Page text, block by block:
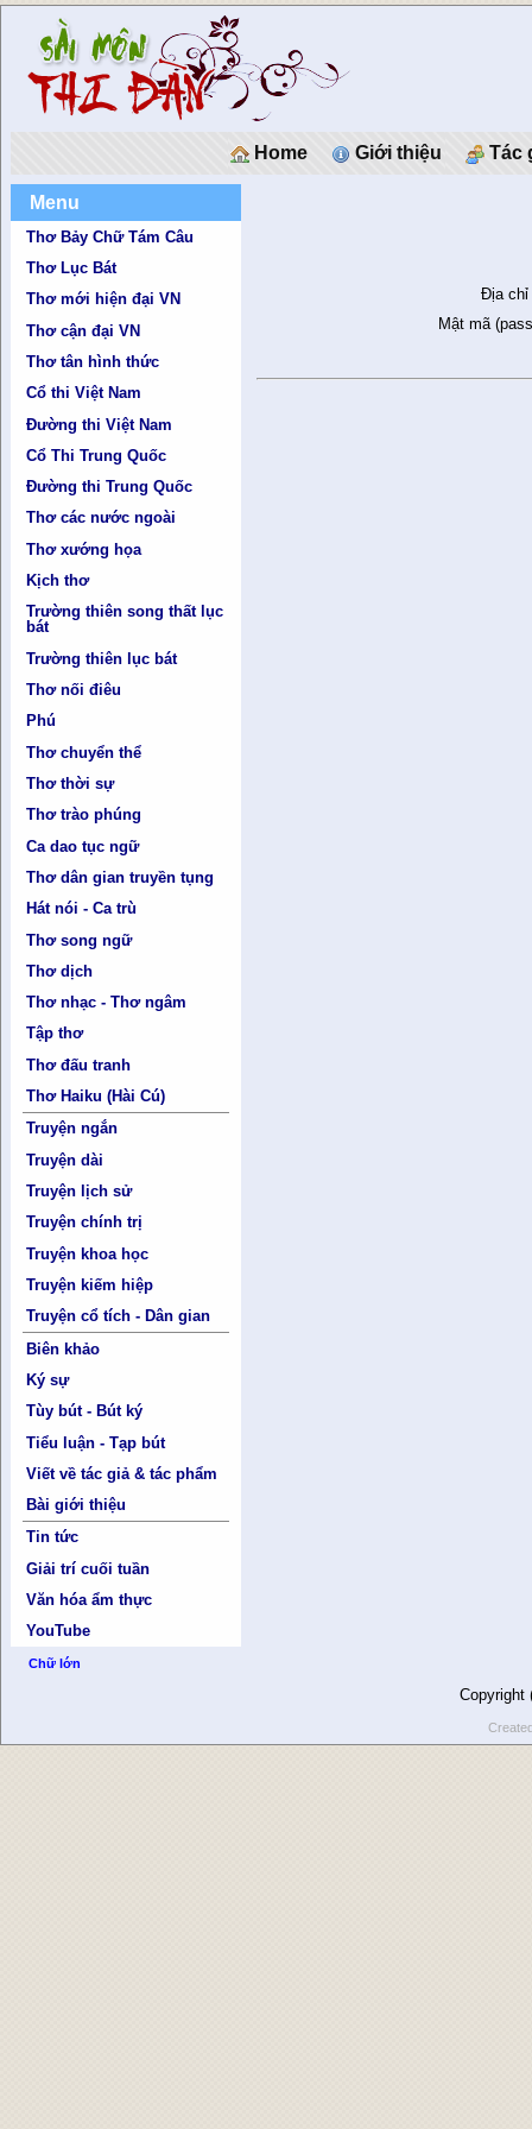
Home Giới thiệu Tác
Menu
Thơ Bảy Chữ Tám Câu
Thơ Lục Bát
Thơ mới hiện đại VN
Thơ cận đại VN
Thơ tân hình thức
Cổ thi Việt Nam
Đường thi Việt Nam
Cổ Thi Trung Quốc
Đường thi Trung Quốc
Thơ các nước ngoài
Thơ xướng họa
Kịch thơ
Trường thiên song thất lục
bát
Trường thiên lục bát
Thơ nối điêu
Phú
Thơ chuyển thể
Thơ thời sự
Thơ trào phúng
Ca dao tục ngữ
Thơ dân gian truyền tụng
Hát nói - Ca trù
Thơ song ngữ
Thơ dịch
Thơ nhạc - Thơ ngâm
Tập thơ
Thơ đấu tranh
Thơ Haiku (Hài Cú)
Truyện ngắn
Truyện dài
Truyện lịch sử
Truyện chính trị
Truyện khoa học
Truyện kiếm hiệp
Truyện cổ tích - Dân gian
Biên khảo
Ký sự
Tùy bút - Bút ký
Tiểu luận - Tạp bút
Viết về tác giả & tác phẩm
Bài giới thiệu
Tin tức
Giải trí cuối tuần
Văn hóa ẩm thực
YouTube
Chữ lớn
Địa chỉ
Mật mã
Copyright